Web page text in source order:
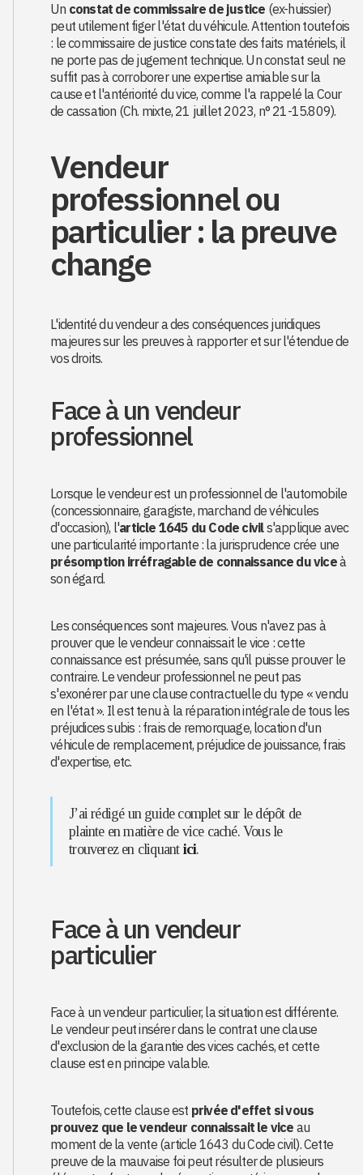
Un constat de commissaire de justice (ex-huissier)
peut utilement figer l'état du véhicule. Attention toutefois
: le commissaire de justice constate des faits matériels, il
ne porte pas de jugement technique. Un constat seul ne
suffit pas à corroborer une expertise amiable sur la
cause et l'antériorité du vice, comme l'a rappelé la Cour
de cassation (Ch. mixte, 21 juillet 2023, n° 21-15.809).
Vendeur
professionnel ou
particulier : la preuve
change
L'identité du vendeur a des conséquences juridiques
majeures sur les preuves à rapporter et sur l'étendue de
vos droits.
Face à un vendeur
professionnel
Lorsque le vendeur est un professionnel de l'automobile
(concessionnaire, garagiste, marchand de véhicules
d'occasion), l'article 1645 du Code civils'applique avec
une particularité importante : la jurisprudence crée une
présomption irréfragable de connaissance du viceà
son égard.
Les conséquences sont majeures. Vous n'avez pas à
prouver que le vendeur connaissait le vice : cette
connaissance est présumée, sans qu'il puisse prouver le
contraire. Le vendeur professionnel ne peut pas
s'exonérer par une clause contractuelle du type « vendu
en l'état ». Il est tenu à la réparation intégrale de tous les
préjudices subis : frais de remorquage, location d'un
véhicule de remplacement, préjudice de jouissance, frais
d'expertise, etc.
J’ai rédigé un guide complet sur le dépôt de
plainte en matière de vice caché. Vous le
trouverez en cliquant ici.
Face à un vendeur
particulier
Face à un vendeur particulier, la situation est différente.
Le vendeur peut insérer dans le contrat une clause
d'exclusion de la garantie des vices cachés, et cette
clause est en principe valable.
Toutefois, cette clause est privée d'effet si vous
prouvez que le vendeur connaissait le vice au
moment de la vente (article 1643 du Code civil). Cette
preuve de la mauvaise foi peut résulter de plusieurs